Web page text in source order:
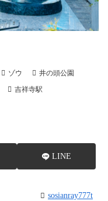
ゾウ
井の頭公園
吉祥寺駅
LINE
sosianray777t